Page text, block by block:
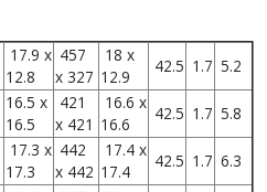
17.9 x
12.8
457
x 327
18 x
12.9
42.5 1.7 5.2
16.5 x
16.5
421
x 421
16.6 x
16.6
42.5 1.7 5.8
17.3 x
17.3
442
x 442
17.4 x
17.4
42.5 1.7 6.3